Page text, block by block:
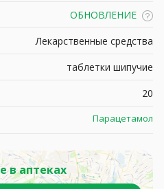
ОБНОВЛЕНИЕ
Лекарственные средства
таблетки шипучие
20
Парацетамол
в аптеках